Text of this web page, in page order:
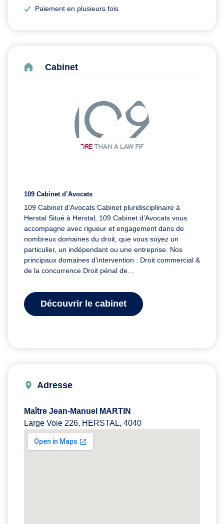
Paiement en plusieurs fois
Cabinet
109 Cabinet d’Avocats
109 Cabinet d’Avocats Cabinet pluridisciplinaire à
Herstal Situé à Herstal, 109 Cabinet d’Avocats vous
accompagne avec rigueur et engagement dans de
nombreux domaines du droit, que vous soyez un
particulier, un indépendant ou une entreprise. Nos
principaux domaines d’intervention : Droit commercial &
de la concurrence Droit pénal de…
Découvrir le cabinet
Adresse
Maître Jean-Manuel MARTIN
Large Voie 226, HERSTAL, 4040